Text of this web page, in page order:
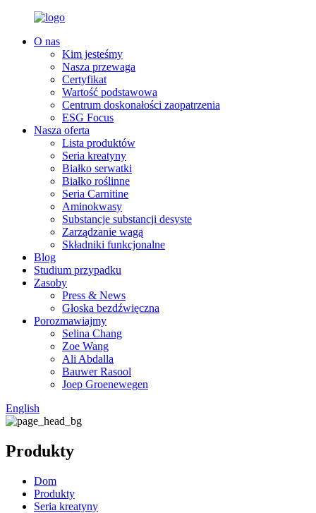
O nas
Kim jesteśmy
Nasza przewaga
Certyfikat
Wartość podstawowa
Centrum doskonałości zaopatrzenia
ESG Focus
Nasza oferta
Lista produktów
Seria kreatyny
Białko serwatki
Białko roślinne
Seria Carnitine
Aminokwasy
Substancje substancji desyste
Zarządzanie wagą
Składniki funkcjonalne
Blog
Studium przypadku
Zasoby
Press & News
Głoska bezdźwięczna
Porozmawiajmy
Selina Chang
Zoe Wang
Ali Abdalla
Bauwer Rasool
Joep Groenewegen
English
Produkty
Dom
Produkty
Seria kreatyny